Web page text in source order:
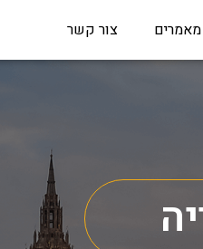
מאמרים צור קשר